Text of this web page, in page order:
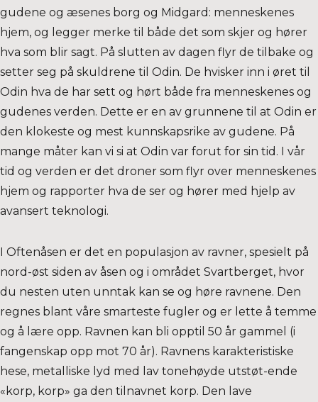
gudene og æsenes borg og Midgard: menneskenes
hjem, og legger merke til både det som skjer og hører
hva som blir sagt. På slutten av dagen flyr de tilbake og
setter seg på skuldrene til Odin. De hvisker inn i øret til
Odin hva de har sett og hørt både fra menneskenes og
gudenes verden. Dette er en av grunnene til at Odin er
den klokeste og mest kunnskapsrike av gudene. På
mange måter kan vi si at Odin var forut for sin tid. I vår
tid og verden er det droner som flyr over menneskenes
hjem og rapporter hva de ser og hører med hjelp av
avansert teknologi.
I Oftenåsen er det en populasjon av ravner, spesielt på
nord-øst siden av åsen og i området Svartberget, hvor
du nesten uten unntak kan se og høre ravnene. Den
regnes blant våre smarteste fugler og er lette å temme
og å lære opp. Ravnen kan bli opptil 50 år gammel (i
fangenskap opp mot 70 år). Ravnens karakteristiske
hese, metalliske lyd med lav tonehøyde utstøt-ende
«korp, korp» ga den tilnavnet korp. Den lave